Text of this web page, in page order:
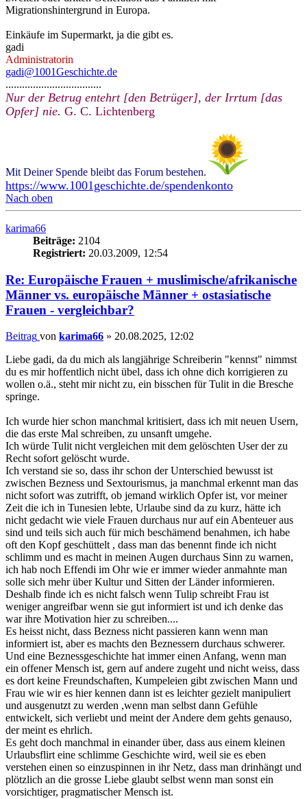
Migrationshintergrund in Europa.
Einkäufe im Supermarkt, ja die gibt es.
gadi
Administratorin
gadi@1001Geschichte.de
...................................
Nur der Betrug entehrt [den Betrüger], der Irrtum [das
Opfer] nie. G. C. Lichtenberg
Mit Deiner Spende bleibt das Forum bestehen.
https://www.1001geschichte.de/spendenkonto
Nach oben
karima66
Beiträge: 2104
Registriert: 20.03.2009, 12:54
Re: Europäische Frauen + muslimische/afrikanische
Männer vs. europäische Männer + ostasiatische
Frauen - vergleichbar?
Beitrag von karima66 » 20.08.2025, 12:02
Liebe gadi, da du mich als langjährige Schreiberin "kennst" nimmst
du es mir hoffentlich nicht übel, dass ich ohne dich korrigieren zu
wollen o.ä., steht mir nicht zu, ein bisschen für Tulit in die Bresche
springe.
Ich wurde hier schon manchmal kritisiert, dass ich mit neuen Usern,
die das erste Mal schreiben, zu unsanft umgehe.
Ich würde Tulit nicht vergleichen mit dem gelöschten User der zu
Recht sofort gelöscht wurde.
Ich verstand sie so, dass ihr schon der Unterschied bewusst ist
zwischen Bezness und Sextourismus, ja manchmal erkennt man das
nicht sofort was zutrifft, ob jemand wirklich Opfer ist, vor meiner
Zeit die ich in Tunesien lebte, Urlaube sind da zu kurz, hätte ich
nicht gedacht wie viele Frauen durchaus nur auf ein Abenteuer aus
sind und teils sich auch für mich beschämend benahmen, ich habe
oft den Kopf geschüttelt , dass man das benennt finde ich nicht
schlimm und es macht in meinen Augen durchaus Sinn zu warnen,
ich hab noch Effendi im Ohr wie er immer wieder anmahnte man
solle sich mehr über Kultur und Sitten der Länder informieren.
Deshalb finde ich es nicht falsch wenn Tulip schreibt Frau ist
weniger angreifbar wenn sie gut informiert ist und ich denke das
war ihre Motivation hier zu schreiben....
Es heisst nicht, dass Bezness nicht passieren kann wenn man
informiert ist, aber es machts den Beznessern durchaus schwerer.
Und eine Beznessgeschichte hat immer einen Anfang, wenn man
ein offener Mensch ist, gern auf andere zugeht und nicht weiss, dass
es dort keine Freundschaften, Kumpeleien gibt zwischen Mann und
Frau wie wir es hier kennen dann ist es leichter gezielt manipuliert
und ausgenutzt zu werden ,wenn man selbst dann Gefühle
entwickelt, sich verliebt und meint der Andere dem gehts genauso,
der meint es ehrlich.
Es geht doch manchmal in einander über, dass aus einem kleinen
Urlaubsflirt eine schlimme Geschichte wird, weil sie es eben
verstehen einen so einzuspinnen in ihr Netz, dass man drinhängt und
plötzlich an die grosse Liebe glaubt selbst wenn man sonst ein
vorsichtiger, pragmatischer Mensch ist.